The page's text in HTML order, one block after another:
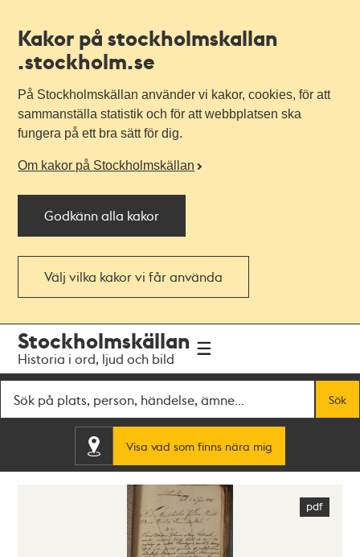
Kakor på stockholmskallan
.stockholm.se
På Stockholmskällan använder vi kakor, cookies, för att
sammanställa statistik och för att webbplatsen ska
fungera på ett bra sätt för dig.
Om kakor på Stockholmskällan
Godkänn alla kakor
Välj vilka kakor vi får använda
navigationen
huvudinnehållet
Stockholmskällan
Historia i ord, ljud och bild
Sök
Visa vad som finns nära mig